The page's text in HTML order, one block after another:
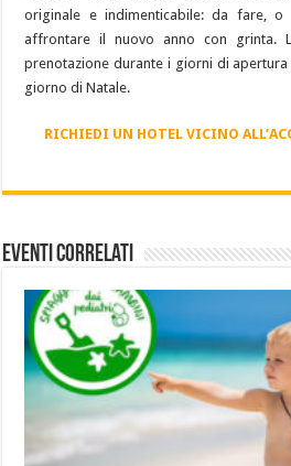
originale e indimenticabile: da fare,
affrontare il nuovo anno con grinta.
prenotazione durante i giorni di apertura
giorno di Natale.
RICHIEDI UN HOTEL VICINO
Eventi Correlati